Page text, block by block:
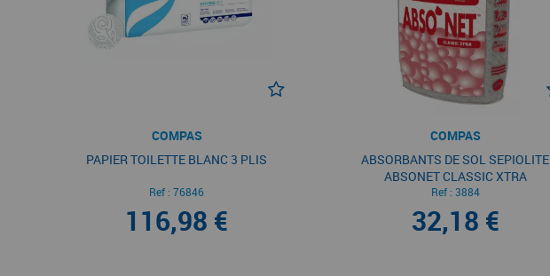
COMPAS
PAPIER TOILETTE BLANC 3 PLIS
Ref : 76846
116,98 €
COMPAS
ABSORBANTS DE SOL SEPIOLITE
ABSONET CLASSIC XTRA
Ref : 3884
32,18 €